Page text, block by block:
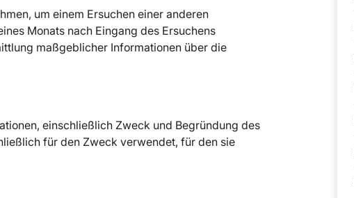
um einem Ersuchen einer anderen
Monats nach Eingang des Ersuchens
maßgeblicher Informationen über die
einschließlich Zweck und Begründung des
für den Zweck verwendet, für den sie